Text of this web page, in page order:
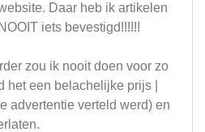
Daar heb ik artikelen
iets bevestigd!!!!!!
zou ik nooit doen voor zo
het een belachelijke prijs |
advertentie verteld werd) en